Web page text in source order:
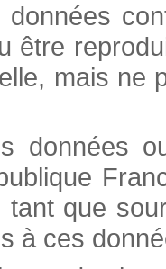
données
être
mais ne
données
tant que
à ces